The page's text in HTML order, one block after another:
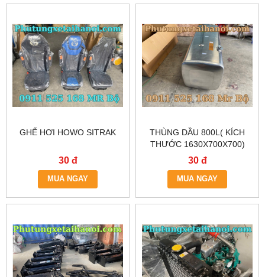
GHẾ HƠI HOWO SITRAK
30 đ
MUA NGAY
THÙNG DẦU 800L( KÍCH
THƯỚC 1630X700X700)
30 đ
MUA NGAY